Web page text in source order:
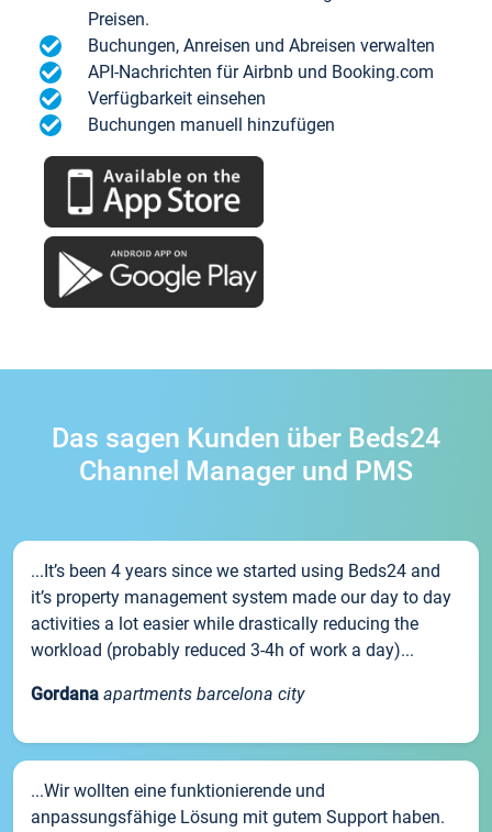
Preisen.
Buchungen, Anreisen und Abreisen verwalten
API-Nachrichten für Airbnb und Booking.com
Verfügbarkeit einsehen
Buchungen manuell hinzufügen
Das sagen Kunden über Beds24
Channel Manager und PMS
...It’s been 4 years since we started using Beds24 and
it’s property management system made our day to day
activities a lot easier while drastically reducing the
workload (probably reduced 3-4h of work a day)...
Gordana apartments barcelona city
...Wir wollten eine funktionierende und
anpassungsfähige Lösung mit gutem Support haben.